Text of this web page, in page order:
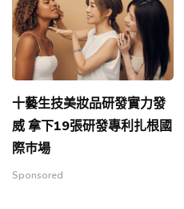
十藝生技美妝品研發實力發
威 拿下19張研發專利扎根國
際巿場
Sponsored